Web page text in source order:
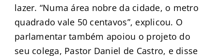
lazer. “Numa área nobre da cidade, o metro
quadrado vale 50 centavos”, explicou. O
parlamentar também apoiou o projeto do
seu colega, Pastor Daniel de Castro, e disse